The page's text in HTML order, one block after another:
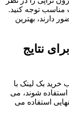
مناسب توجه کنید.
دارند، بهترین
نتایج
خرید بک لینک با
استفاده شوند، می
استفاده می